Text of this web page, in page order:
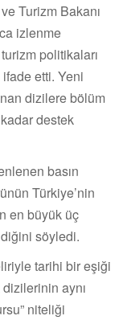
Turizm Bakanı
izlenme
turizm politikaları
etti. Yeni
dizilere bölüm
kadar destek
basın
Türkiye’nin
en büyük üç
söyledi.
tarihi bir eşiği
dizilerinin aynı
niteliği